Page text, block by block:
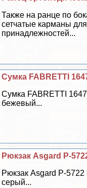
Также на ранце по
сетчатые карманы
принадлежностей...
Сумка FABRETTI
Сумка FABRETTI
бежевый...
Рюкзак Asgard Р-
Рюкзак Asgard Р-5722
серый...